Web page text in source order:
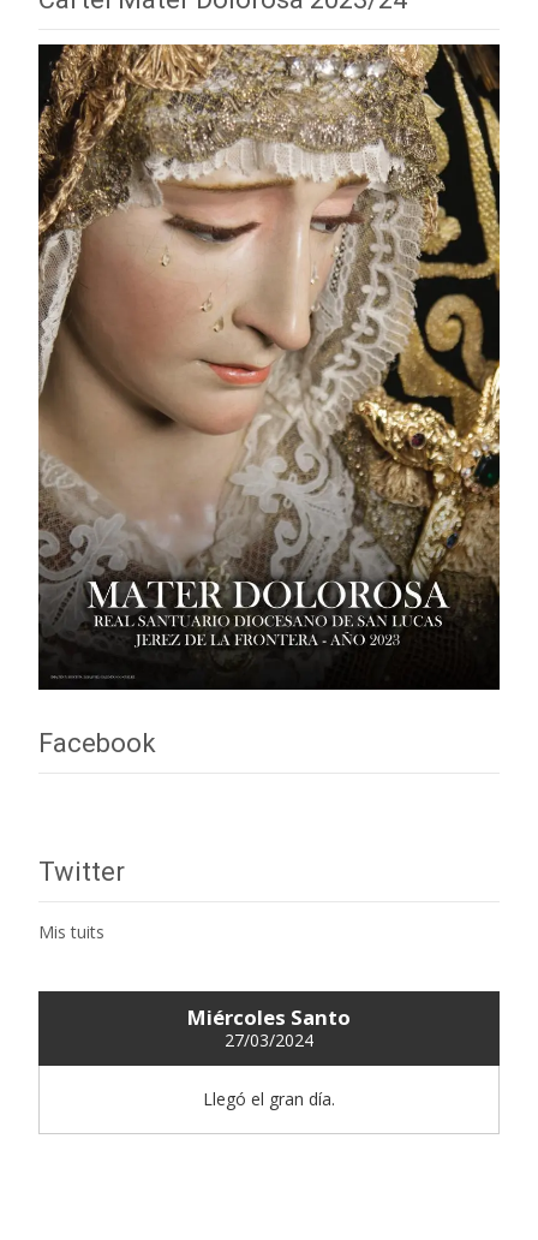
Facebook
Twitter
Mis tuits
Miércoles Santo
27/03/2024
Llegó el gran día.